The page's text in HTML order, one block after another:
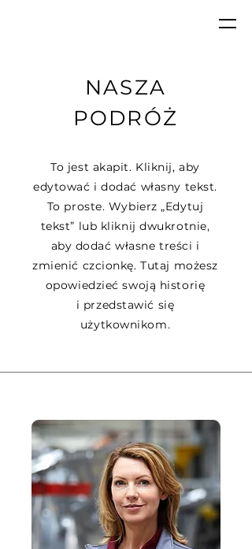
NASZA
PODRÓŻ
To jest akapit. Kliknij, aby
edytować i dodać własny tekst.
To proste. Wybierz „Edytuj
tekst” lub kliknij dwukrotnie,
aby dodać własne treści i
zmienić czcionkę. Tutaj możesz
opowiedzieć swoją historię
i przedstawić się
użytkownikom.